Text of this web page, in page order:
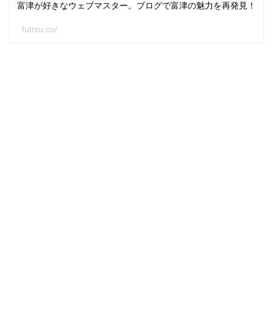
富津が好きなウェブマスター。ブログで富津の魅力を再発見！
futtsu.co/